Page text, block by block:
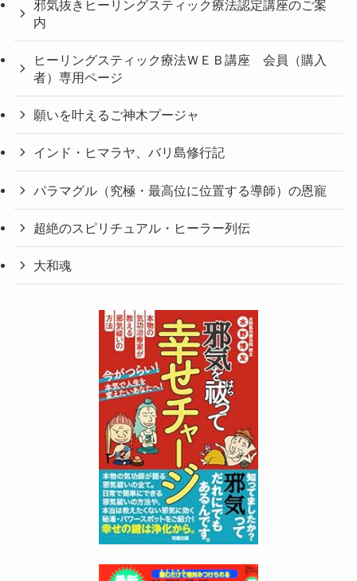
邪気抜きヒーリングスティック療法認定講座のご案
内
ヒーリングスティック療法ＷＥＢ講座 会員（購入
者）専用ページ
願いを叶えるご神木プージャ
インド・ヒマラヤ、バリ島修行記
パラマグル（究極・最高位に位置する導師）の恩寵
超絶のスピリチュアル・ヒーラー列伝
大和魂